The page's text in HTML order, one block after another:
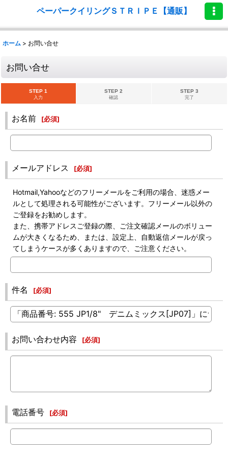
ペーパークイリングＳＴＲＩＰＥ【通販】
ホーム > お問い合せ
お問い合せ
STEP 1
入力
STEP 2
確認
STEP 3
完了
お名前 [必須]
メールアドレス [必須]
Hotmail,Yahooなどのフリーメールをご利用の場合、迷惑メー
ルとして処理される可能性がございます。フリーメール以外の
ご登録をお勧めします。
また、携帯アドレスご登録の際、ご注文確認メールのボリュー
ムが大きくなるため、または、設定上、自動返信メールが戻っ
てしまうケースが多くありますので、ご注意ください。
件名 [必須]
お問い合わせ内容 [必須]
電話番号 [必須]